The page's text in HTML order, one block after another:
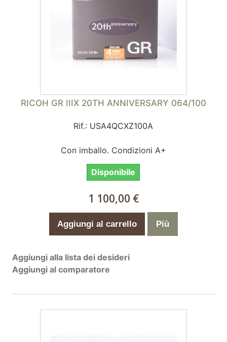
RICOH GR IIIX 20TH ANNIVERSARY 064/100
Rif.: USA4QCXZ100A
Con imballo. Condizioni A+
Disponibile
1 100,00 €
Aggiungi al carrello Più
Aggiungi alla lista dei desideri
Aggiungi al comparatore